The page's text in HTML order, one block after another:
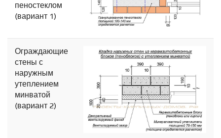
пеностеклом
(вариант 1)
Ограждающие
стены с
наружным
утеплением
минватой
(вариант 2)